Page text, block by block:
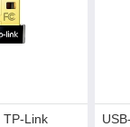
TP-Link